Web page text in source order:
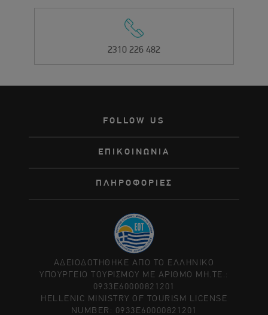
2310 226 482
FOLLOW US
ΕΠΙΚΟΙΝΩΝΙΑ
ΠΛΗΡΟΦΟΡΙΕΣ
ΑΔΕΙΟΔΟΤΗΘΗΚΕ ΑΠΟ ΤΟ ΕΛΛΗΝΙΚΟ
ΥΠΟΥΡΓΕΙΟ ΤΟΥΡΙΣΜΟΥ ΜΕ ΑΡΙΘΜΟ ΜΗ.ΤΕ.:
0933Ε60000821201
HELLENIC MINISTRY OF TOURISM LICENSE
NUMBER: 0933Ε60000821201